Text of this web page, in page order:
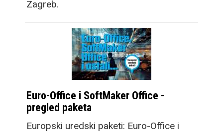
Zagreb.
Euro-Office i SoftMaker Office -
pregled paketa
Europski uredski paketi: Euro-Office i